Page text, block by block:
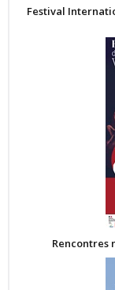
Festival
Rencontres